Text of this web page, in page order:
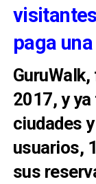
paga
2017, y
ciudades
usuarios,
sus